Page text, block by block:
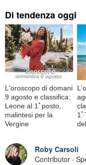
Di tendenza oggi
L'oroscopo di domani
9 agosto e classifica:
Leone al 1ﾟposto,
malintesi per la
Vergine
1
Roby Carsoli
Contributor ·